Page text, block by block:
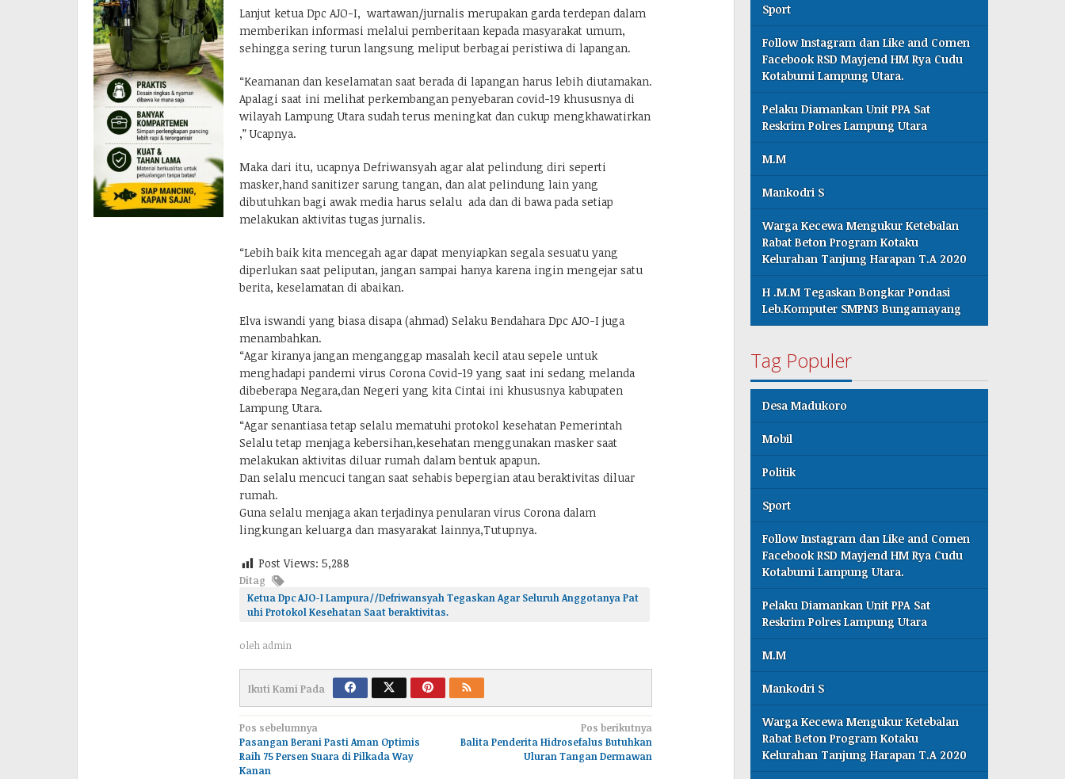
Lanjut ketua Dpc AJO-I, wartawan/jurnalis merupakan garda terdepan dalam
memberikan informasi melalui pemberitaan kepada masyarakat umum,
sehingga sering turun langsung meliput berbagai peristiwa di lapangan.
“Keamanan dan keselamatan saat berada di lapangan harus lebih diutamakan.
Apalagi saat ini melihat perkembangan penyebaran covid-19 khususnya di
wilayah Lampung Utara sudah terus meningkat dan cukup mengkhawatirkan
,” Ucapnya.
Maka dari itu, ucapnya Defriwansyah agar alat pelindung diri seperti
masker,hand sanitizer sarung tangan, dan alat pelindung lain yang
dibutuhkan bagi awak media harus selalu ada dan di bawa pada setiap
melakukan aktivitas tugas jurnalis.
“Lebih baik kita mencegah agar dapat menyiapkan segala sesuatu yang
diperlukan saat peliputan, jangan sampai hanya karena ingin mengejar satu
berita, keselamatan di abaikan.
Elva iswandi yang biasa disapa (ahmad) Selaku Bendahara Dpc AJO-I juga
menambahkan.
“Agar kiranya jangan menganggap masalah kecil atau sepele untuk
menghadapi pandemi virus Corona Covid-19 yang saat ini sedang melanda
dibeberapa Negara,dan Negeri yang kita Cintai ini khususnya kabupaten
Lampung Utara.
“Agar senantiasa tetap selalu mematuhi protokol kesehatan Pemerintah
Selalu tetap menjaga kebersihan,kesehatan menggunakan masker saat
melakukan aktivitas diluar rumah dalam bentuk apapun.
Dan selalu mencuci tangan saat sehabis bepergian atau beraktivitas diluar
rumah.
Guna selalu menjaga akan terjadinya penularan virus Corona dalam
lingkungan keluarga dan masyarakat lainnya,Tutupnya.
Post Views: 5,288
Ditag
Ketua Dpc AJO-I Lampura//Defriwansyah Tegaskan Agar Seluruh Anggotanya Pat
uhi Protokol Kesehatan Saat beraktivitas.
oleh admin
Ikuti Kami Pada
Navigasi
pos
Pos sebelumnya
Pasangan Berani Pasti Aman Optimis
Raih 75 Persen Suara di Pilkada Way
Kanan
Pos berikutnya
Balita Penderita Hidrosefalus Butuhkan
Uluran Tangan Dermawan
Sport
Follow Instagram dan Like and Comen
Facebook RSD Mayjend HM Rya Cudu
Kotabumi Lampung Utara.
Pelaku Diamankan Unit PPA Sat
Reskrim Polres Lampung Utara
M.M
Mankodri S
Warga Kecewa Mengukur Ketebalan
Rabat Beton Program Kotaku
Kelurahan Tanjung Harapan T.A 2020
H .M.M Tegaskan Bongkar Pondasi
Leb.Komputer SMPN3 Bungamayang
Tag Populer
Desa Madukoro
Mobil
Politik
Sport
Follow Instagram dan Like and Comen
Facebook RSD Mayjend HM Rya Cudu
Kotabumi Lampung Utara.
Pelaku Diamankan Unit PPA Sat
Reskrim Polres Lampung Utara
M.M
Mankodri S
Warga Kecewa Mengukur Ketebalan
Rabat Beton Program Kotaku
Kelurahan Tanjung Harapan T.A 2020